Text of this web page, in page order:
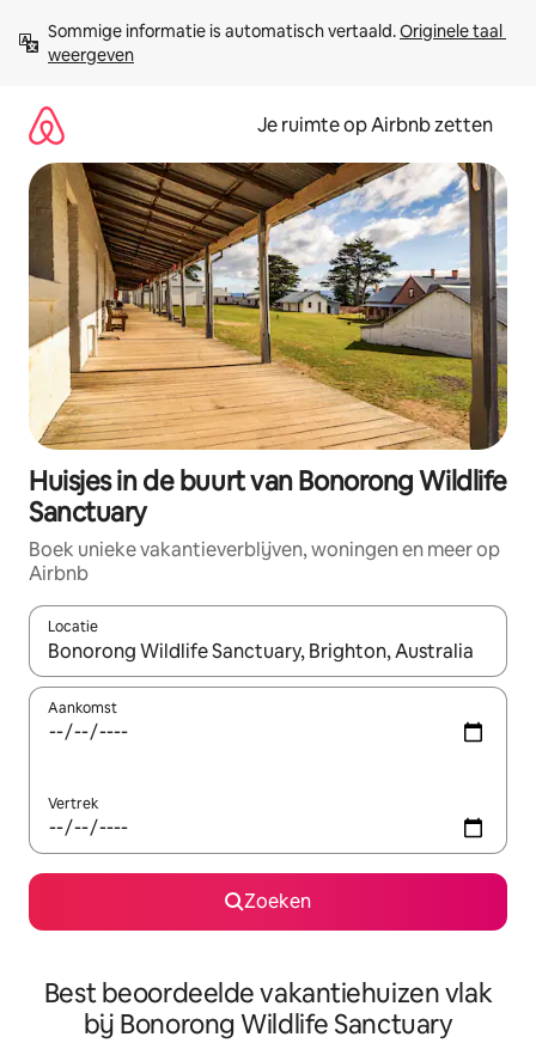
direct
naar
Sommige informatie is automatisch vertaald. Originele taal
weergeven
Je ruimte op Airbnb zetten
Huisjes in de buurt van Bonorong Wildlife
Sanctuary
Boek unieke vakantieverblijven, woningen en meer op
Airbnb
Locatie
Wanneer er suggesties beschikbaar zijn, maak je een keuze
Aankomst
Vertrek
Zoeken
Best beoordeelde vakantiehuizen vlak
bij Bonorong Wildlife Sanctuary